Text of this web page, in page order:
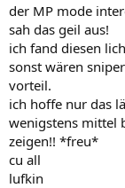
der MP mode
sah das geil aus!
ich fand diesen
sonst wären
vorteil.
ich hoffe nur das
wenigstens mittel
zeigen!! *freu*
cu all
lufkin